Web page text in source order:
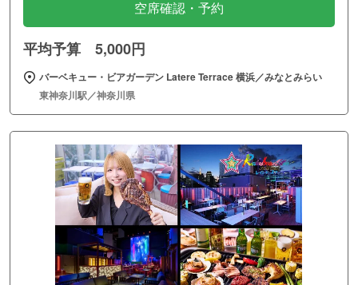
空席確認・予約
平均予算 5,000円
バーベキュー・ビアガーデン Latere Terrace 横浜／みなとみらい
東神奈川駅／神奈川県